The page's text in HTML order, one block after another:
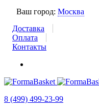
Ваш город: Москва
Доставка
Оплата
Контакты
8 (499) 499-23-99